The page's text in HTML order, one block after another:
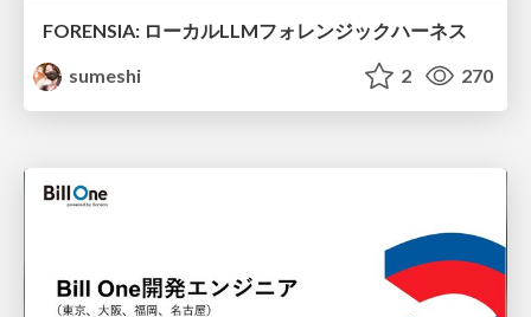
FORENSIA: ローカルLLMフォレンジックハーネス
sumeshi
2 270